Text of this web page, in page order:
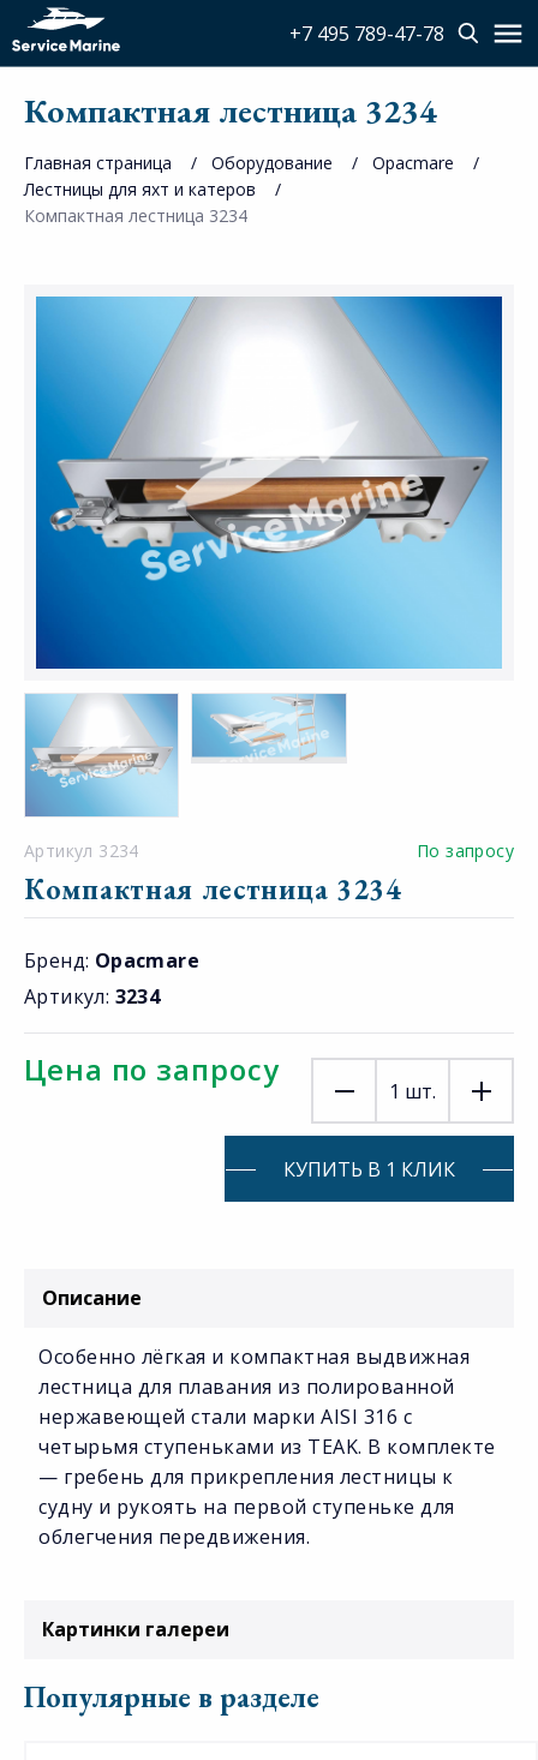
+7 495 789-47-78
Компактная лестница 3234
Главная страница Оборудование
Opacmare
Лестницы для яхт и катеров
Компактная лестница 3234
Артикул 3234 По запросу
Компактная лестница 3234
Бренд: Opacmare
Артикул: 3234
Цена по запросу
1 шт.
КУПИТЬ В 1 КЛИК
Описание
Особенно лёгкая и компактная выдвижная
лестница для плавания из полированной
нержавеющей стали марки AISI 316 с
четырьмя ступеньками из TEAK. В комплекте
— гребень для прикрепления лестницы к
судну и рукоять на первой ступеньке для
облегчения передвижения.
Картинки галереи
Популярные в разделе